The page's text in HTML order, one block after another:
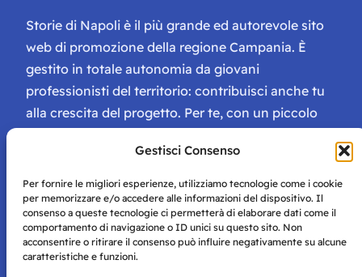
Gestisci Consenso
Per fornire le migliori esperienze, utilizziamo tecnologie come i cookie
per memorizzare e/o accedere alle informazioni del dispositivo. Il
consenso a queste tecnologie ci permetterà di elaborare dati come il
comportamento di navigazione o ID unici su questo sito. Non
acconsentire o ritirare il consenso può influire negativamente su alcune
caratteristiche e funzioni.
Storie di Napoli è il più grande ed autorevole sito
web di promozione della regione Campania. È
gestito in totale autonomia da giovani
professionisti del territorio: contribuisci anche tu
alla crescita del progetto. Per te, con un piccolo
tessera di Storie Campane, libri e magazine gratis
e inviti ad eventi esclusivi!